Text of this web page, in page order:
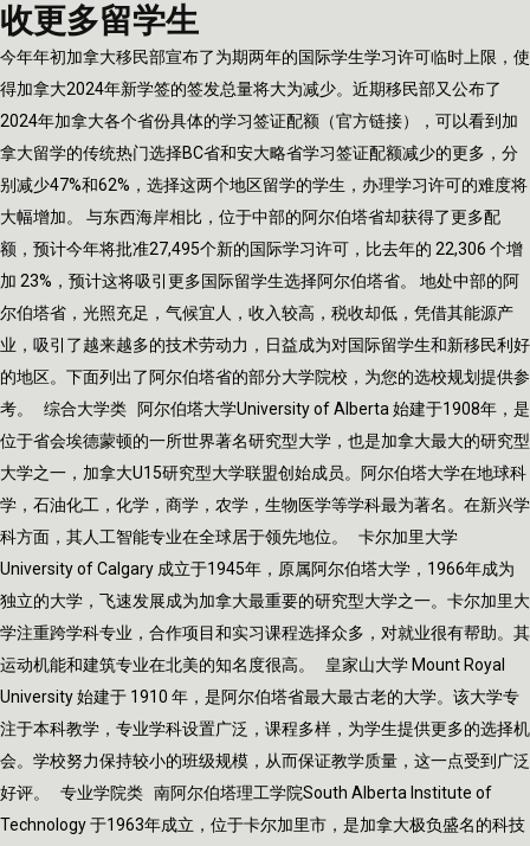
收更多留学生
今年年初加拿大移民部宣布了为期两年的国际学生学习许可临时上限，使
得加拿大2024年新学签的签发总量将大为减少。近期移民部又公布了
2024年加拿大各个省份具体的学习签证配额（官方链接），可以看到加
拿大留学的传统热门选择BC省和安大略省学习签证配额减少的更多，分
别减少47%和62%，选择这两个地区留学的学生，办理学习许可的难度将
大幅增加。 与东西海岸相比，位于中部的阿尔伯塔省却获得了更多配
额，预计今年将批准27,495个新的国际学习许可，比去年的 22,306 个增
加 23%，预计这将吸引更多国际留学生选择阿尔伯塔省。 地处中部的阿
尔伯塔省，光照充足，气候宜人，收入较高，税收却低，凭借其能源产
业，吸引了越来越多的技术劳动力，日益成为对国际留学生和新移民利好
的地区。下面列出了阿尔伯塔省的部分大学院校，为您的选校规划提供参
考。 综合大学类 阿尔伯塔大学University of Alberta 始建于1908年，是
位于省会埃德蒙顿的一所世界著名研究型大学，也是加拿大最大的研究型
大学之一，加拿大U15研究型大学联盟创始成员。阿尔伯塔大学在地球科
学，石油化工，化学，商学，农学，生物医学等学科最为著名。在新兴学
科方面，其人工智能专业在全球居于领先地位。 卡尔加里大学
University of Calgary 成立于1945年，原属阿尔伯塔大学，1966年成为
独立的大学，飞速发展成为加拿大最重要的研究型大学之一。卡尔加里大
学注重跨学科专业，合作项目和实习课程选择众多，对就业很有帮助。其
运动机能和建筑专业在北美的知名度很高。 皇家山大学 Mount Royal
University 始建于 1910 年，是阿尔伯塔省最大最古老的大学。该大学专
注于本科教学，专业学科设置广泛，课程多样，为学生提供更多的选择机
会。学校努力保持较小的班级规模，从而保证教学质量，这一点受到广泛
好评。 专业学院类 南阿尔伯塔理工学院South Alberta Institute of
Technology 于1963年成立，位于卡尔加里市，是加拿大极负盛名的科技